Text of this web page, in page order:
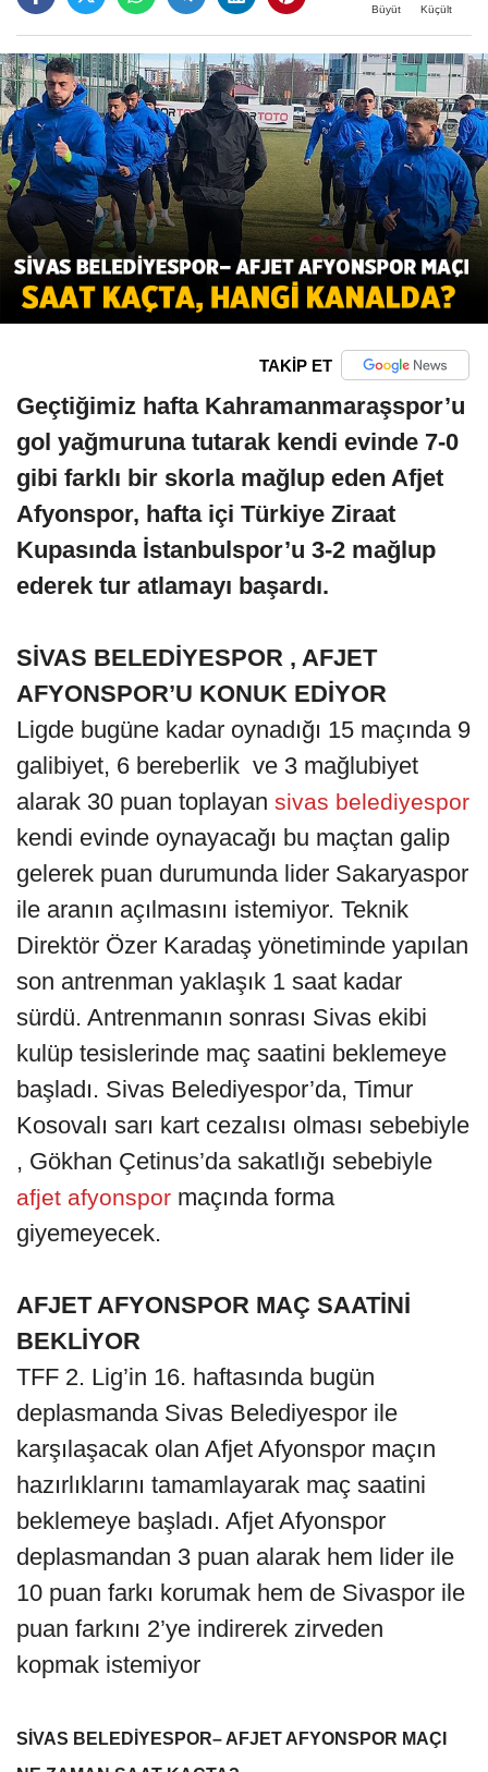
Büyüt Küçült
TAKİP ET
Geçtiğimiz hafta Kahramanmaraşspor’u
gol yağmuruna tutarak kendi evinde 7-0
gibi farklı bir skorla mağlup eden Afjet
Afyonspor, hafta içi Türkiye Ziraat
Kupasında İstanbulspor’u 3-2 mağlup
ederek tur atlamayı başardı.
SİVAS BELEDİYESPOR , AFJET
AFYONSPOR’U KONUK EDİYOR
Ligde bugüne kadar oynadığı 15 maçında 9
galibiyet, 6 bereberlik ve 3 mağlubiyet
alarak 30 puan toplayan sivas belediyespor
kendi evinde oynayacağı bu maçtan galip
gelerek puan durumunda lider Sakaryaspor
ile aranın açılmasını istemiyor. Teknik
Direktör Özer Karadaş yönetiminde yapılan
son antrenman yaklaşık 1 saat kadar
sürdü. Antrenmanın sonrası Sivas ekibi
kulüp tesislerinde maç saatini beklemeye
başladı. Sivas Belediyespor’da, Timur
Kosovalı sarı kart cezalısı olması sebebiyle
, Gökhan Çetinus’da sakatlığı sebebiyle
afjet afyonspor maçında forma
giyemeyecek.
AFJET AFYONSPOR MAÇ SAATİNİ
BEKLİYOR
TFF 2. Lig’in 16. haftasında bugün
deplasmanda Sivas Belediyespor ile
karşılaşacak olan Afjet Afyonspor maçın
hazırlıklarını tamamlayarak maç saatini
beklemeye başladı. Afjet Afyonspor
deplasmandan 3 puan alarak hem lider ile
10 puan farkı korumak hem de Sivaspor ile
puan farkını 2’ye indirerek zirveden
kopmak istemiyor
SİVAS BELEDİYESPOR– AFJET AFYONSPOR MAÇI